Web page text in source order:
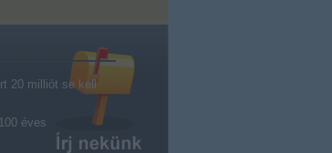
20 milliót se kell
éves